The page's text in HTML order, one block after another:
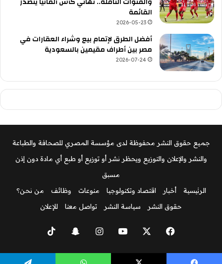
القائمة
2026-05-23
أفضل الطرق لإتمام بيع وشراء العقارات في
مصر بين أطراف مقيمين بالسعودية
2026-07-24
جميع حقوق النشر محفوظة لدى مؤسسة المصري للصحافة والطباعة
والنشر والإعلان والتوزيع ويحظر نشر أو توزيع أو طبع أي مادة دون إذن
مسبق
الرئيسية
أخبار اقتصاد وتكنولوجيا منوعات وظائف
من نحن؟
حقوق النشر
سياسة النشر تواصل معنا للإعلان
فيسبوك ‫YouTubeانستقرامسناب
تشات